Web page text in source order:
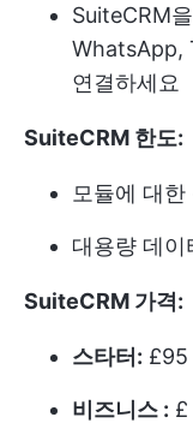
SuiteCRM
WhatsApp,
연결하세요
SuiteCRM 한도:
모듈에 대
대용량 데이
SuiteCRM 가격:
스타터: £95
비즈니스 : £